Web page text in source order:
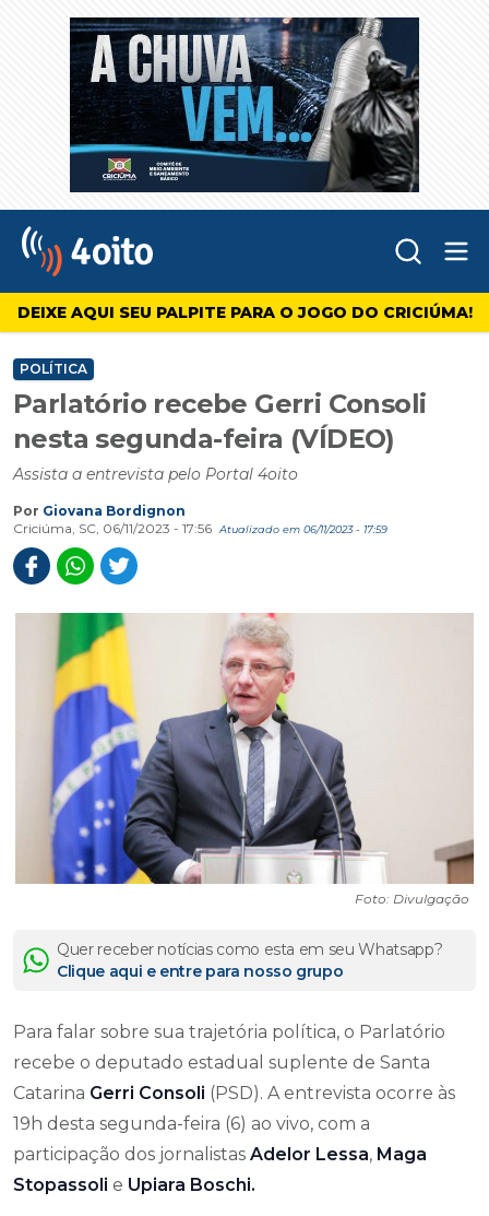
4oito
DEIXE AQUI SEU PALPITE PARA O JOGO DO CRICIÚMA!
POLÍTICA
Parlatório recebe Gerri Consoli
nesta segunda-feira (VÍDEO)
Assista a entrevista pelo Portal 4oito
Por Giovana Bordignon
Criciúma, SC, 06/11/2023 - 17:56
Atualizado em 06/11/2023 - 17:59
Foto: Divulgação
Quer receber notícias como esta em seu Whatsapp?
Clique aqui e entre para nosso grupo
Para falar sobre sua trajetória política, o Parlatório
recebe o deputado estadual suplente de Santa
Catarina Gerri Consoli (PSD). A entrevista ocorre às
19h desta segunda-feira (6) ao vivo, com a
participação dos jornalistas Adelor Lessa, Maga
Stopassoli e Upiara Boschi.